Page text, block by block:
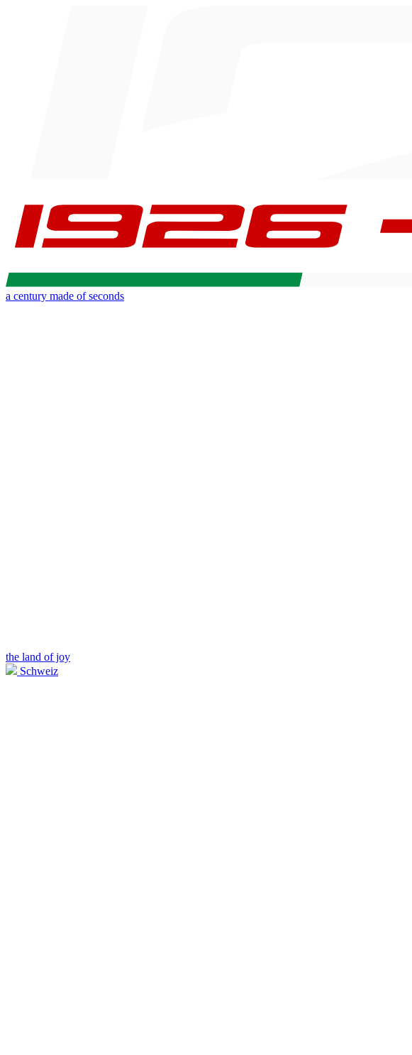
a century made of seconds
the land of joy
Schweiz